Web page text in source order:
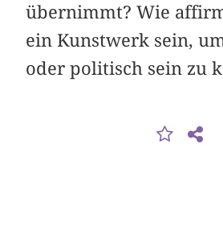
übernimmt? Wie
ein Kunstwerk sein,
oder politisch sein zu